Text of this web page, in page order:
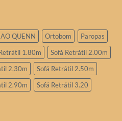
QUENN Ortobom
Paropas
1.80m
Sofá Retrátil 2.00m
2.30m
Sofá Retrátil 2.50m
2.90m
Sofá Retrátil 3.20